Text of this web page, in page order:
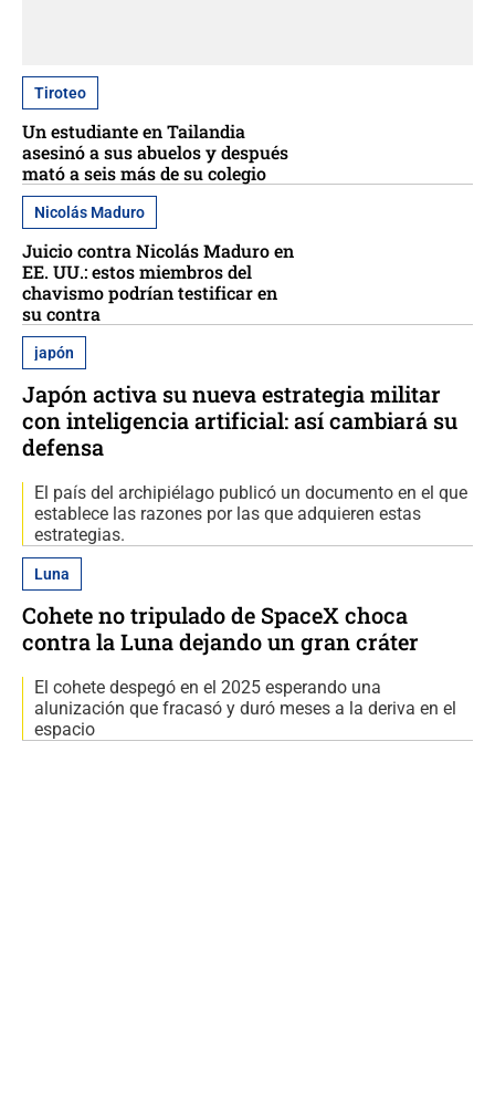
Tiroteo
Un estudiante en Tailandia
asesinó a sus abuelos y después
mató a seis más de su colegio
Nicolás Maduro
Juicio contra Nicolás Maduro en
EE. UU.: estos miembros del
chavismo podrían testificar en
su contra
japón
Japón activa su nueva estrategia militar
con inteligencia artificial: así cambiará su
defensa
El país del archipiélago publicó un documento en el que
establece las razones por las que adquieren estas
estrategias.
Luna
Cohete no tripulado de SpaceX choca
contra la Luna dejando un gran cráter
El cohete despegó en el 2025 esperando una
alunización que fracasó y duró meses a la deriva en el
espacio